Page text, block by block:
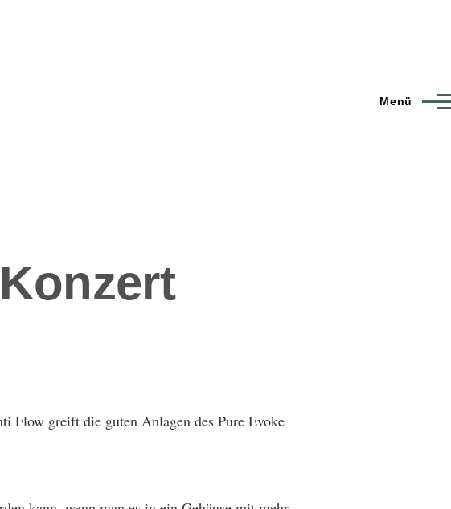
Menü
Flow greift die guten Anlagen des Pure Evoke